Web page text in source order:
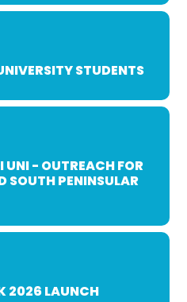
STUDENTS
UNI - OUTREACH FOR
SOUTH PENINSULAR
2026 LAUNCH